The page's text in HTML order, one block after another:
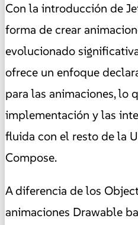
Con la introducción de
forma de crear
evolucionado
ofrece un enfoque
para las animaciones, lo
implementación y las
fluida con el resto de la
Compose.
A diferencia de los
animaciones Drawable